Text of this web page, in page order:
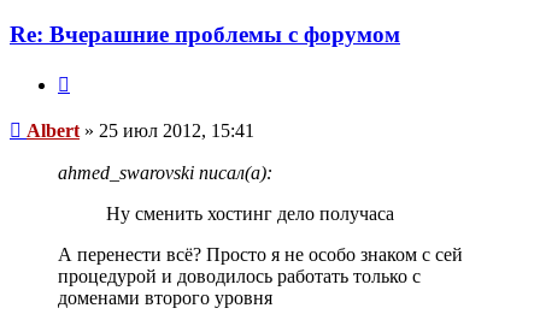
Re: Вчерашние проблемы с форумом
Сообщение
Albert » 25 июл 2012, 15:41
ahmed_swarovski писал(а):
Ну сменить хостинг дело получаса
А перенести всё? Просто я не особо знаком с сей
процедурой и доводилось работать только с
доменами второго уровня